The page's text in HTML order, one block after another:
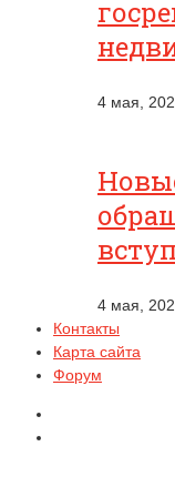
4 мая,
4 мая,
Контакты
Карта сайта
Форум